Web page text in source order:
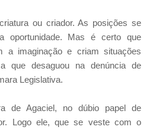
ou criador. As posições se
oportunidade. Mas é certo que
a imaginação e criam situações
que desaguou na denúncia de
Legislativa.
de Agaciel, no dúbio papel de
Logo ele, que se veste com o